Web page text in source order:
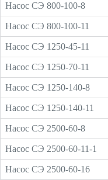
Насос СЭ 800-100-8
Насос СЭ 800-100-11
Насос СЭ 1250-45-11
Насос СЭ 1250-70-11
Насос СЭ 1250-140-8
Насос СЭ 1250-140-11
Насос СЭ 2500-60-8
Насос СЭ 2500-60-11-1
Насос СЭ 2500-60-16